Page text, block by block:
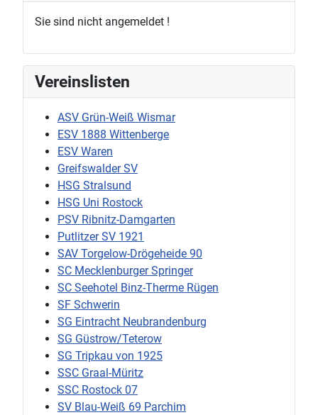
Sie sind nicht angemeldet !
Vereinslisten
ASV Grün-Weiß Wismar
ESV 1888 Wittenberge
ESV Waren
Greifswalder SV
HSG Stralsund
HSG Uni Rostock
PSV Ribnitz-Damgarten
Putlitzer SV 1921
SAV Torgelow-Drögeheide 90
SC Mecklenburger Springer
SC Seehotel Binz-Therme Rügen
SF Schwerin
SG Eintracht Neubrandenburg
SG Güstrow/Teterow
SG Tripkau von 1925
SSC Graal-Müritz
SSC Rostock 07
SV Blau-Weiß 69 Parchim